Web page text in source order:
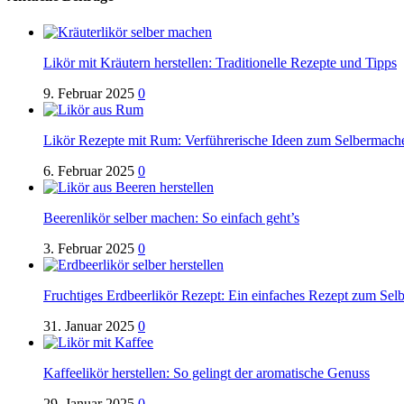
Likör mit Kräutern herstellen: Traditionelle Rezepte und Tipps
9. Februar 2025 0
Likör Rezepte mit Rum: Verführerische Ideen zum
6. Februar 2025 0
Beerenlikör selber machen: So einfach geht’s
3. Februar 2025 0
Fruchtiges Erdbeerlikör Rezept: Ein einfaches Rezept zum
31. Januar 2025 0
Kaffeelikör herstellen: So gelingt der aromatische Genuss